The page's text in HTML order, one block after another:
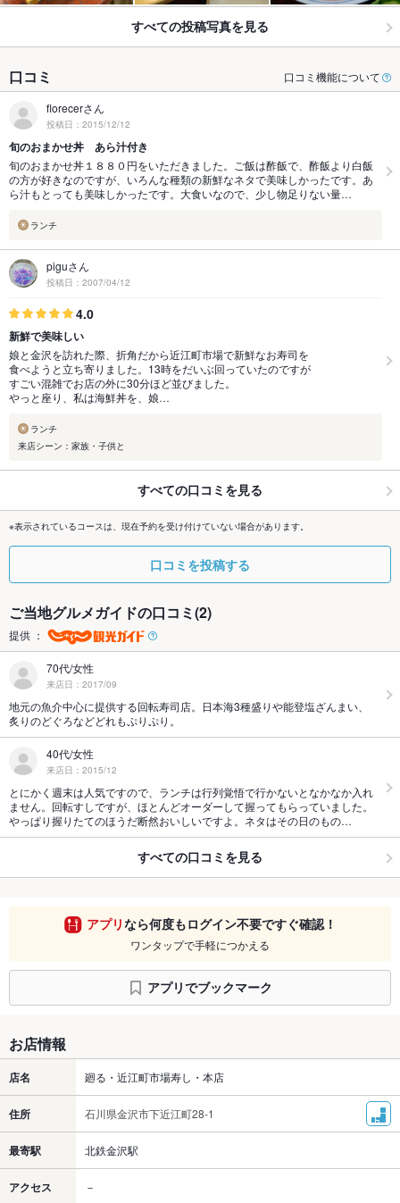
すべての投稿写真を見る
口コミ 口コミ機能について
florecerさん
投稿日：2015/12/12
旬のおまかせ丼 あら汁付き
旬のおまかせ丼１８８０円をいただきました。ご飯は酢飯で、酢飯より白飯
の方が好きなのですが、いろんな種類の新鮮なネタで美味しかったです。あ
ら汁もとっても美味しかったです。大食いなので、少し物足りない量…
ランチ
piguさん
投稿日：2007/04/12
4.0
新鮮で美味しい
娘と金沢を訪れた際、折角だから近江町市場で新鮮なお寿司を
食べようと立ち寄りました。13時をだいぶ回っていたのですが
すごい混雑でお店の外に30分ほど並びました。
やっと座り、私は海鮮丼を、娘…
ランチ
来店シーン：家族・子供と
すべての口コミを見る
※表示されているコースは、現在予約を受け付けていない場合があります。
口コミを投稿する
ご当地グルメガイドの口コミ(2)
提供 ：
70代/女性
来店日：2017/09
地元の魚介中心に提供する回転寿司店。日本海3種盛りや能登塩ざんまい、
炙りのどぐろなどどれもぷりぷり。
40代/女性
来店日：2015/12
とにかく週末は人気ですので、ランチは行列覚悟で行かないとなかなか入れ
ません。回転すしですが、ほとんどオーダーして握ってもらっていました。
やっぱり握りたてのほうだ断然おいしいですよ。ネタはその日のもの…
すべての口コミを見る
アプリなら何度もログイン不要ですぐ確認！
ワンタップで手軽につかえる
アプリでブックマーク
お店情報
店名 廻る・近江町市場寿し・本店
住所 石川県金沢市下近江町28-1
最寄駅 北鉄金沢駅
アクセス －